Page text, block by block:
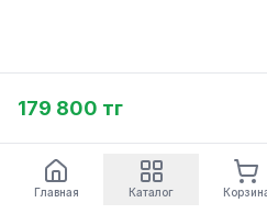
179 800 тг
Главная Каталог